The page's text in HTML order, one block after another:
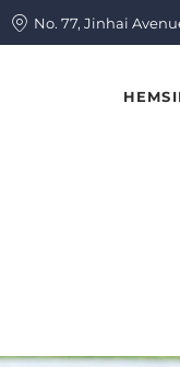
No. 77, Jinhai